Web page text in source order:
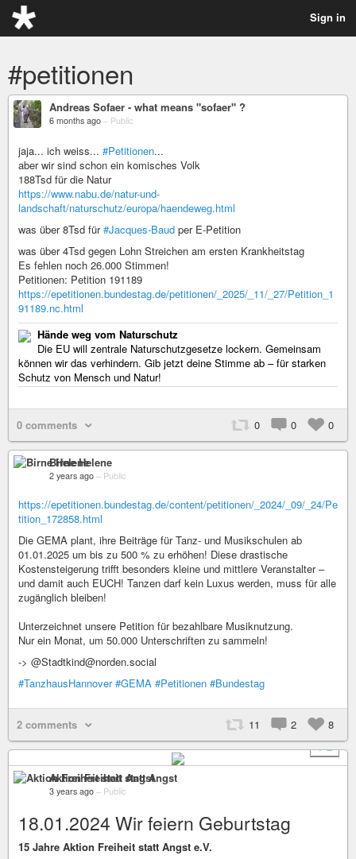
Sign in
#petitionen
Andreas Sofaer - what means "sofaer" ?
6 months ago – Public
jaja... ich weiss... #Petitionen...
aber wir sind schon ein komisches Volk
188Tsd für die Natur
https://www.nabu.de/natur-und-
landschaft/naturschutz/europa/haendeweg.html
was über 8Tsd für#Jacques-Baud per E-Petition
was über 4Tsd gegen Lohn Streichen am ersten Krankheitstag
Es fehlen noch 26.000 Stimmen!
Petitionen: Petition 191189
https://epetitionen.bundestag.de/petitionen/_2025/_11/_27/Petition_1
91189.nc.html
Hände weg vom Naturschutz
Die EU will zentrale Naturschutzgesetze lockern. Gemeinsam
können wir das verhindern. Gib jetzt deine Stimme ab – für starken
Schutz von Mensch und Natur!
0 comments 0 0 0
Birne Helene
2 years ago – Public
https://epetitionen.bundestag.de/content/petitionen/_2024/_09/_24/Pe
tition_172858.html
Die GEMA plant, ihre Beiträge für Tanz- und Musikschulen ab
01.01.2025 um bis zu 500 % zu erhöhen! Diese drastische
Kostensteigerung trifft besonders kleine und mittlere Veranstalter –
und damit auch EUCH! Tanzen darf kein Luxus werden, muss für alle
zugänglich bleiben!
Unterzeichnet unsere Petition für bezahlbare Musiknutzung.
Nur ein Monat, um 50.000 Unterschriften zu sammeln!
-> @Stadtkind@norden.social
#TanzhausHannover #GEMA #Petitionen #Bundestag
2 comments 11 2
8
+ 2
Aktion Freiheit statt Angst
3 years ago – Public
18.01.2024 Wir feiern Geburtstag
15 Jahre Aktion Freiheit statt Angst e.V.